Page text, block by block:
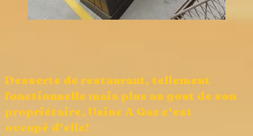
Desserte de restaurant, tellement
fonctionnelle mais plus au gout de son
propriétaire, Usine A Gaz c'est
occupé d'elle!